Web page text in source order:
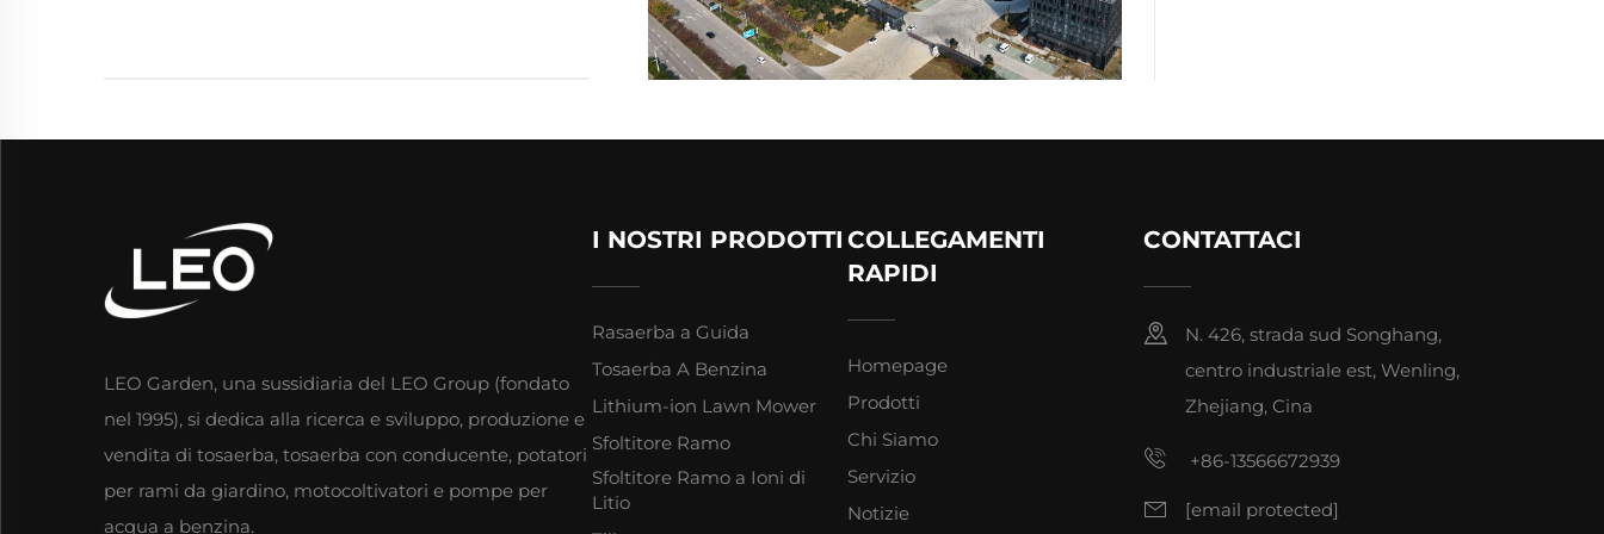
LEO Garden, una sussidiaria del LEO Group (fondato
nel 1995), si dedica alla ricerca e sviluppo, produzione e
vendita di tosaerba, tosaerba con conducente, potatori
per rami da giardino, motocoltivatori e pompe per
acqua a benzina.
I NOSTRI PRODOTTI
Rasaerba a Guida
Tosaerba A Benzina
Lithium-ion Lawn Mower
Sfoltitore Ramo
Sfoltitore Ramo a Ioni di
Litio
COLLEGAMENTI
RAPIDI
Homepage
Prodotti
Chi Siamo
Servizio
Notizie
CONTATTACI
N. 426, strada sud Songhang,
centro industriale est, Wenling,
Zhejiang, Cina
+86-13566672939
[email protected]